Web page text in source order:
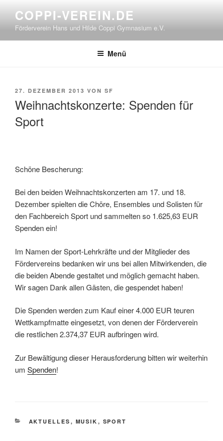
Inhalt
springen
COPPI-VEREIN.DE
Förderverein Hans und Hilde Coppi Gymnasium e.V.
Menü
VERÖFFENTLICHT
27. DEZEMBER 2013 VON SF
Weihnachtskonzerte: Spenden für
Sport
Schöne Bescherung:
Bei den beiden Weihnachtskonzerten am 17. und 18.
Dezember spielten die Chöre, Ensembles und Solisten für
den Fachbereich Sport und sammelten so 1.625,63 EUR
Spenden ein!
Im Namen der Sport-Lehrkräfte und der Mitglieder des
Fördervereins bedanken wir uns bei allen Mitwirkenden, die
die beiden Abende gestaltet und möglich gemacht haben.
Wir sagen Dank allen Gästen, die gespendet haben!
Die Spenden werden zum Kauf einer 4.000 EUR teuren
Wettkampfmatte eingesetzt, von denen der Förderverein
die restlichen 2.374,37 EUR aufbringen wird.
Zur Bewältigung dieser Herausforderung bitten wir weiterhin
um Spenden!
KATEGORIEN
AKTUELLES , MUSIK , SPORT